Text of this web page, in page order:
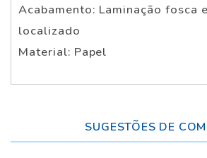
Acabamento: Laminação fosca
localizado
Material: Papel
SUGESTÕES DE